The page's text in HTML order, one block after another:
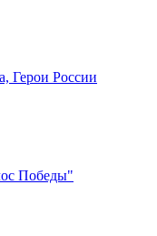
Герои России
Победы"